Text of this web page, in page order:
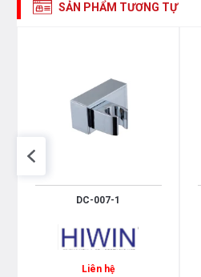
SẢN PHẨM TƯƠNG TỰ
DC-007-1
Liên hệ